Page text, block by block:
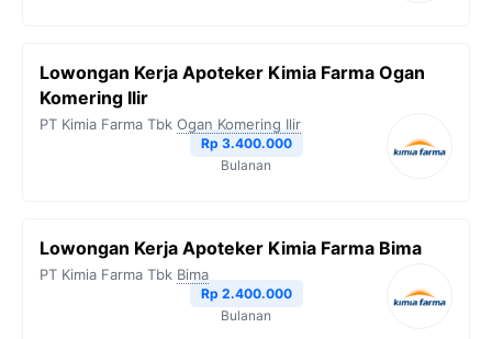
Lowongan Kerja Apoteker Kimia Farma Ogan
Komering Ilir
PT Kimia Farma Tbk Ogan Komering Ilir
Rp 3.400.000
Bulanan
Lowongan Kerja Apoteker Kimia Farma Bima
PT Kimia Farma Tbk Bima
Rp 2.400.000
Bulanan